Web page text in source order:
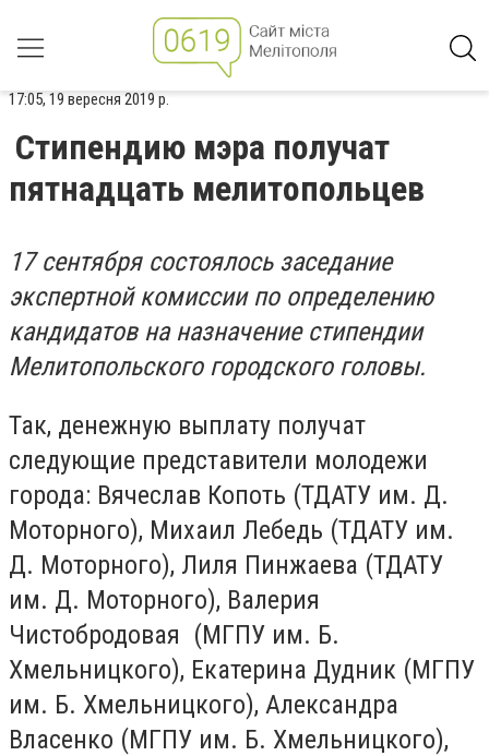
17:05, 19 вересня 2019 р.
Стипендию мэра получат
пятнадцать мелитопольцев
17 сентября состоялось заседание
экспертной комиссии по определению
кандидатов на назначение стипендии
Мелитопольского городского головы.
Так, денежную выплату получат
следующие представители молодежи
города: Вячеслав Копоть (ТДАТУ им. Д.
Моторного), Михаил Лебедь (ТДАТУ им.
Д. Моторного), Лиля Пинжаева (ТДАТУ
им. Д. Моторного), Валерия
Чистобродовая (МГПУ им. Б.
Хмельницкого), Екатерина Дудник (МГПУ
им. Б. Хмельницкого), Александра
Власенко (МГПУ им. Б. Хмельницкого),